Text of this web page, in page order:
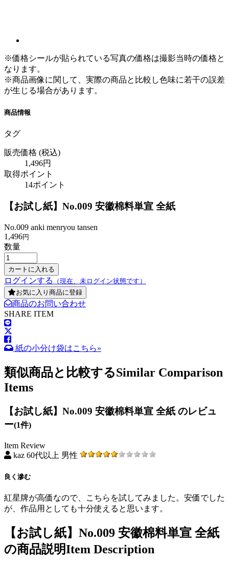
※価格シールが貼られている写真の価格は撮影当時の価格と
なります。
※商品画像に関して、実際の商品と比較し色味に若干の誤差
が生じる場合があります。
商品情報
タグ
販売価格 (税込)
1,496円
取得ポイント
14ポイント
【お試し紙】No.009 安徽棉料単宣 全紙
No.009 anki menryou tansen
1,496円
数量
ログインする
（現在、未ログイン状態です）
お気に入り商品に登録
商品のお問い合わせ
SHARE ITEM
紙の小分け袋はこちら»
類似商品と比較するSimilar Comparison
Items
【お試し紙】No.009 安徽棉料単宣 全紙 のレビュ
ー(1件)
Item Review
kaz 60代以上 男性
良く滲む
紅星牌が高価なので、こちらを試してみました。安価でした
が、作品用としても十分使えると思います。
【お試し紙】No.009 安徽棉料単宣 全紙
の商品説明Item Description